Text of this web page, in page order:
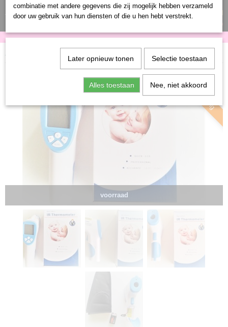
Inloggen Registreren
UW WINKELWAGEN
(0)
Home
voorraad
Nu 20% korting
combinatie met andere gegevens die zij mogelijk hebben verzameld
door uw gebruik van hun diensten of die u hen hebt verstrekt.
Later opnieuw tonen Selectie toestaan
Alles toestaan Nee, niet akkoord